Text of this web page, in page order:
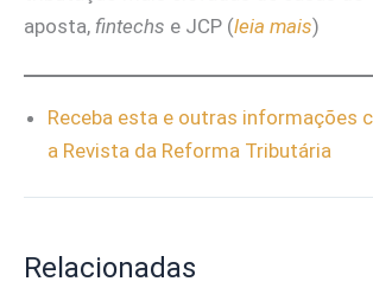
aposta, fintechs e JCP (leia mais)
Receba esta e outras informações
a Revista da Reforma Tributária
Relacionadas